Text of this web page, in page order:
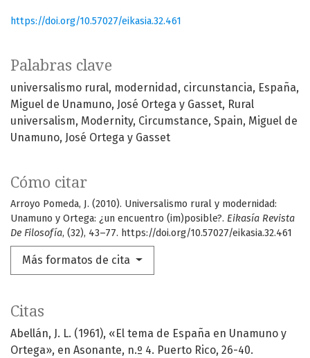
Palabras clave
universalismo rural modernidad circunstancia
España
Miguel de Unamuno José Ortega y Gasset Rural
universalism Modernity Circumstance Spain Miguel de
Unamuno José Ortega y Gasset
Cómo citar
Arroyo Pomeda, J. (2010). Universalismo rural y modernidad:
Unamuno y Ortega: ¿un encuentro (im)posible?. Eikasía Revista
De Filosofía, (32), 43–77. https://doi.org/10.57027/eikasia.32.461
Más formatos de cita
https://doi.org/10.57027/eikasia.32.461
Citas
Abellán, J. L. (1961), «El tema de España en Unamuno y
Ortega», en Asonante, n.º 4. Puerto Rico, 26-40.